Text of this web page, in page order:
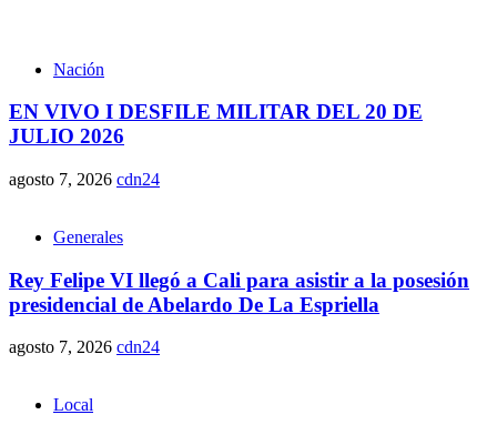
Nación
EN VIVO I DESFILE MILITAR DEL 20 DE
JULIO 2026
agosto 7, 2026 cdn24
Generales
Rey Felipe VI llegó a Cali para asistir a la posesión
presidencial de Abelardo De La Espriella
agosto 7, 2026 cdn24
Local